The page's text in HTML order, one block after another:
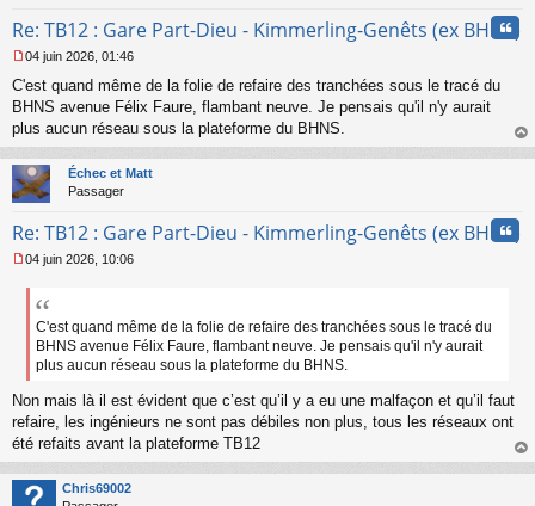
o
l
u
Re: TB12 : Gare Part-Dieu - Kimmerling-Genêts (ex BHNS)
e
s
s
g
e
n
n
u
04 juin 2026, 01:46
C'est quand même de la folie de refaire des tranchées sous le tracé du
BHNS avenue Félix Faure, flambant neuve. Je pensais qu'il n'y aurait
plus aucun réseau sous la plateforme du BHNS.
au
Échec et Matt
Passager
Re: TB12 : Gare Part-Dieu - Kimmerling-Genêts (ex BHNS)
e
e
n
o
l
04 juin 2026, 10:06
C'est quand même de la folie de refaire des tranchées sous le tracé du
BHNS avenue Félix Faure, flambant neuve. Je pensais qu'il n'y aurait
plus aucun réseau sous la plateforme du BHNS.
Non mais là il est évident que c’est qu’il y a eu une malfaçon et qu’il faut
refaire, les ingénieurs ne sont pas débiles non plus, tous les réseaux ont
été refaits avant la plateforme TB12
au
Chris69002